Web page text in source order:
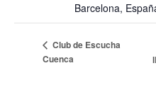
Barcelona,
Club de Escucha
Cuenca